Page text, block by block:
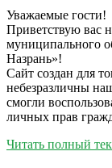
Уважаемые гости!
Приветствую вас
муниципального
Назрань»!
Сайт создан для
небезразличны
смогли
личных прав
Читать полный